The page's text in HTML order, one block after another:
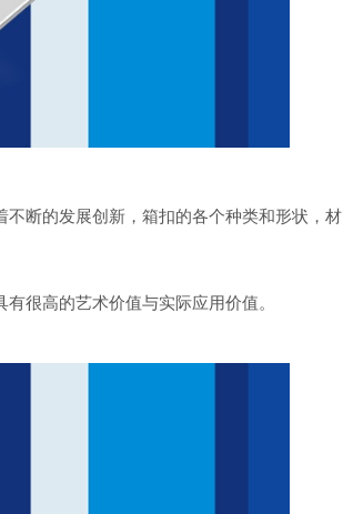
断的发展创新，箱扣的各个种类和形状，材
很高的艺术价值与实际应用价值。